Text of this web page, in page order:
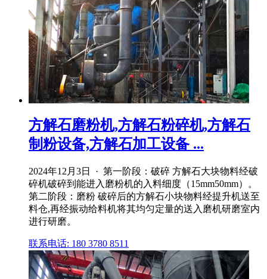
方解石磨粉机,方解石粉碎机,方解石
制粉设备,方解石加工设备 ...
2024年12月3日 · 第一阶段：破碎 方解石大块物料经破
碎机破碎到能进入磨粉机的入料细度（15mm50mm）。
第二阶段：磨粉 破碎后的方解石小块物料经提升机送至
料仓,再经振动给料机将其均匀定量的送入磨机研磨室内
进行研磨。
联系电话: 180 3780 8511